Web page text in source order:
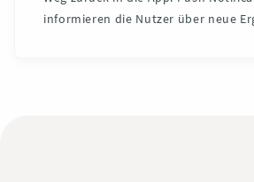
informieren die Nutzer über neue